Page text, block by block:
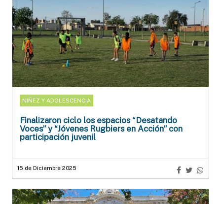
NIÑEZ Y ADOLESCENCIA
Finalizaron ciclo los espacios “Desatando
Voces” y “Jóvenes Rugbiers en Acción” con
participación juvenil
15 de Diciembre 2025